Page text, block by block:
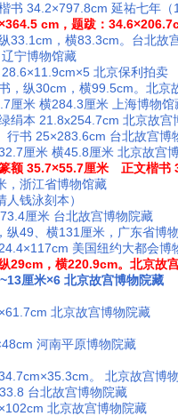
书 34.2×797.8cm 延祐七年
cm，题跋：
33.1cm，横83.3cm。台北故
宁博物馆藏
北京保利拍卖
，纵30cm，横99.5cm。北京
厘米 横284.3厘米 上海博物馆
绢本 21.8x254.7cm 北京故宫
行书 25×283.6cm 台北故宫博
厘米 横45.8厘米 北京故宫
额 35.7×55.7厘米 正文楷
，浙江省博物馆藏
人钱泳刻本）
厘米 台北故宫博物院藏
纵49、横131厘米，广东省博
美国纽约大都会博
29cm，横220.9cm。北京故
厘米×6 北京故宫博物院藏
北京故宫博物院藏
河南平原博物院藏
。 北京故宫博
台北故宫博物院藏
北京故宫博物院藏